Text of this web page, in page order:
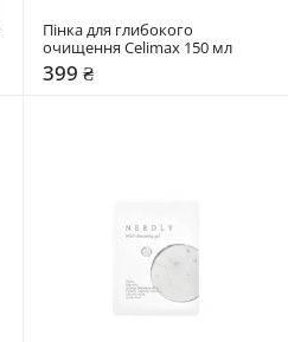
Пінка для глибокого
очищення Celimax 150 мл
399 ₴